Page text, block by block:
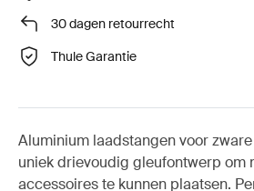
30 dagen retourrecht
Thule Garantie
Aluminium laadstangen voor
uniek drievoudig gleufontwerp om
accessoires te kunnen plaatsen.